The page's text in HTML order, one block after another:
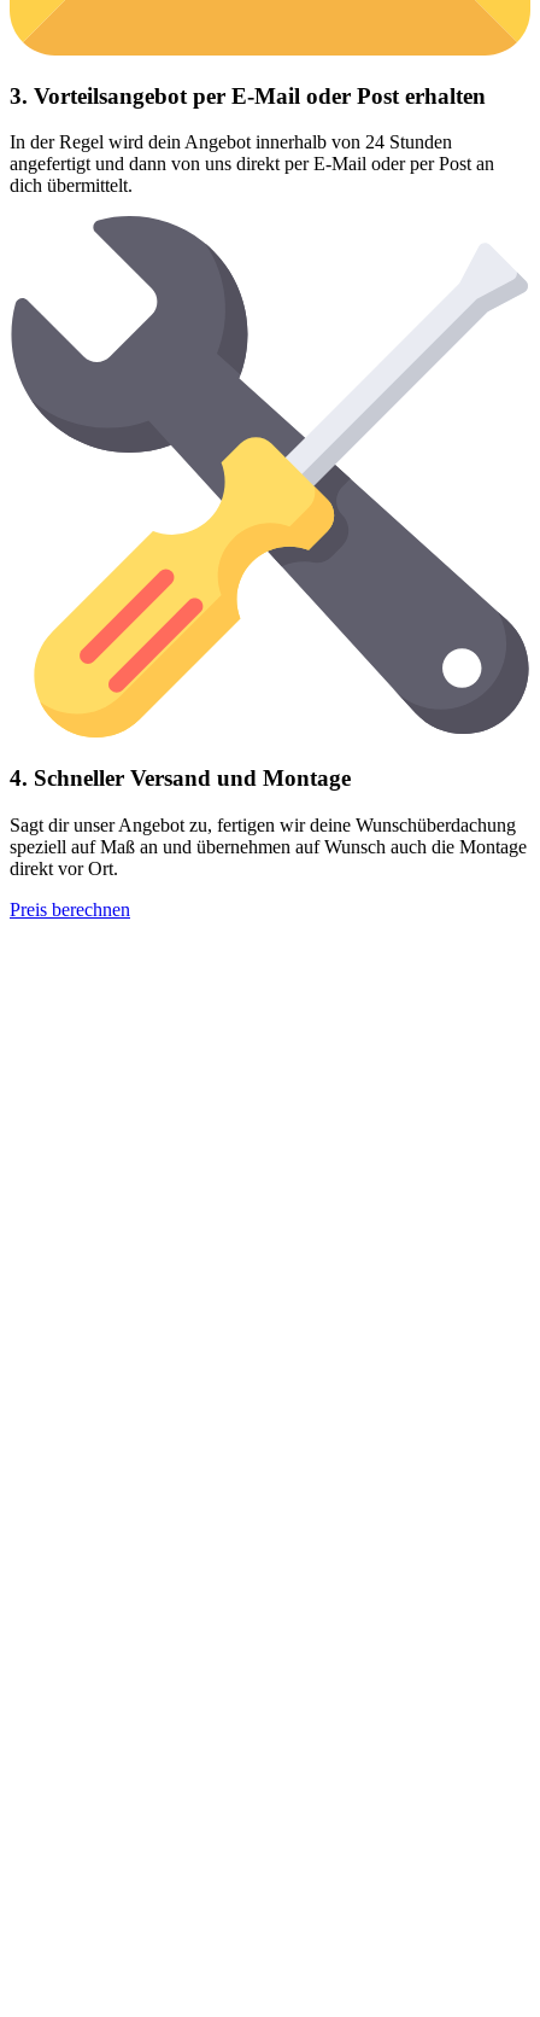
3. Vorteilsangebot per E-Mail oder Post erhalten
In der Regel wird dein Angebot innerhalb von 24 Stunden
angefertigt und dann von uns direkt per E-Mail oder per Post an
dich übermittelt.
4. Schneller Versand und Montage
Sagt dir unser Angebot zu, fertigen wir deine Wunschüberdachung
speziell auf Maß an und übernehmen auf Wunsch auch die Montage
direkt vor Ort.
Preis berechnen